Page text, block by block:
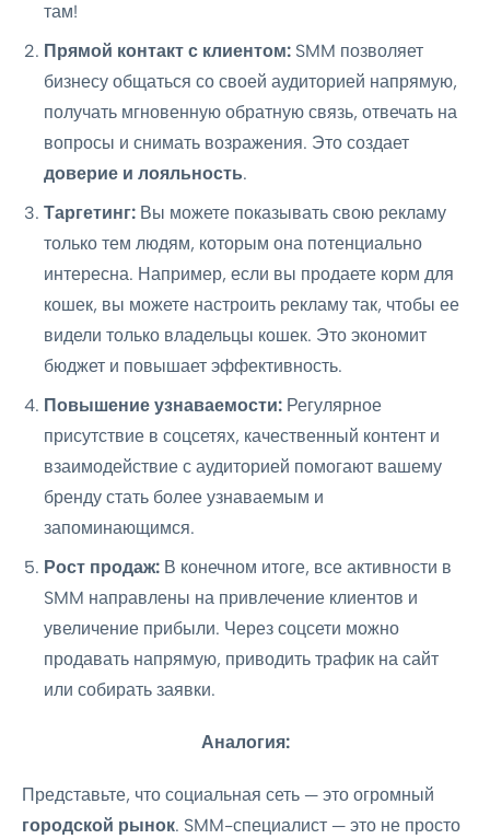
там!
Прямой контакт с клиентом: SMM позволяет
бизнесу общаться со своей аудиторией напрямую,
получать мгновенную обратную связь, отвечать на
вопросы и снимать возражения. Это создает
доверие и лояльность.
Таргетинг: Вы можете показывать свою рекламу
только тем людям, которым она потенциально
интересна. Например, если вы продаете корм для
кошек, вы можете настроить рекламу так, чтобы ее
видели только владельцы кошек. Это экономит
бюджет и повышает эффективность.
Повышение узнаваемости: Регулярное
присутствие в соцсетях, качественный контент и
взаимодействие с аудиторией помогают вашему
бренду стать более узнаваемым и
запоминающимся.
Рост продаж: В конечном итоге, все активности в
SMM направлены на привлечение клиентов и
увеличение прибыли. Через соцсети можно
продавать напрямую, приводить трафик на сайт
или собирать заявки.
Аналогия:
Представьте, что социальная сеть — это огромный
городской рынок. SMM-специалист — это не просто